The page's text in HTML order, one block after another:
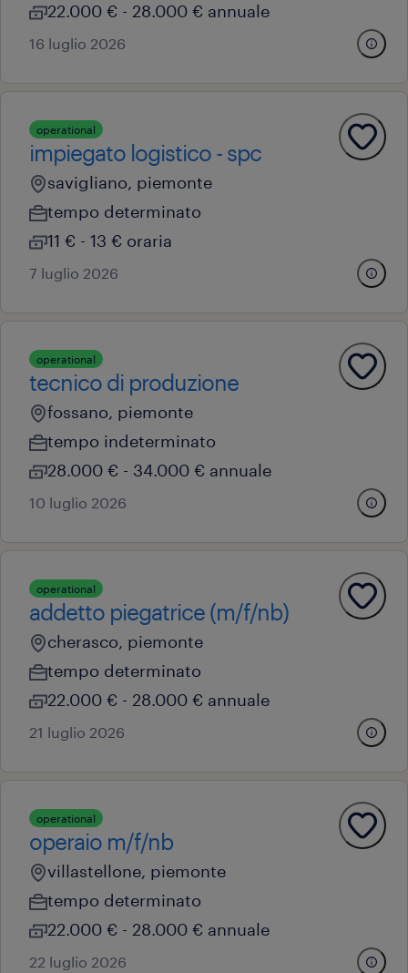
22.000 € - 28.000 € annuale
16 luglio 2026
operational
impiegato logistico - spc
savigliano, piemonte
tempo determinato
11 € - 13 € oraria
7 luglio 2026
operational
tecnico di produzione
fossano, piemonte
tempo indeterminato
28.000 € - 34.000 € annuale
10 luglio 2026
operational
addetto piegatrice (m/f/nb)
cherasco, piemonte
tempo determinato
22.000 € - 28.000 € annuale
21 luglio 2026
operational
operaio m/f/nb
villastellone, piemonte
tempo determinato
22.000 € - 28.000 € annuale
22 luglio 2026